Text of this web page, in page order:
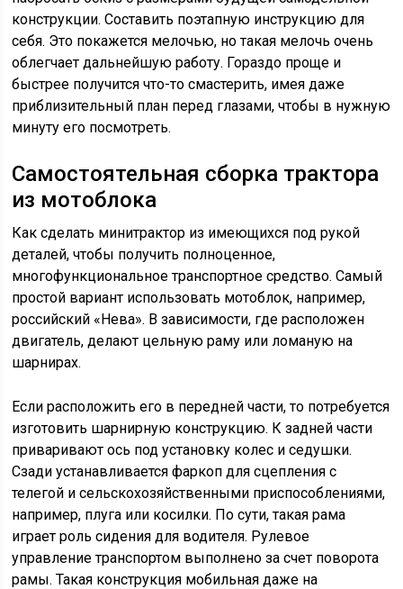
конструкции. Составить поэтапную инструкцию для
себя. Это покажется мелочью, но такая мелочь очень
облегчает дальнейшую работу. Гораздо проще и
быстрее получится что-то смастерить, имея даже
приблизительный план перед глазами, чтобы в нужную
минуту его посмотреть.
Самостоятельная сборка трактора
из мотоблока
Как сделать минитрактор из имеющихся под рукой
деталей, чтобы получить полноценное,
многофункциональное транспортное средство. Самый
простой вариант использовать мотоблок, например,
российский «Нева». В зависимости, где расположен
двигатель, делают цельную раму или ломаную на
шарнирах.
Если расположить его в передней части, то потребуется
изготовить шарнирную конструкцию. К задней части
приваривают ось под установку колес и седушки.
Сзади устанавливается фаркоп для сцепления с
телегой и сельскохозяйственными приспособлениями,
например, плуга или косилки. По сути, такая рама
играет роль сидения для водителя. Рулевое
управление транспортом выполнено за счет поворота
рамы. Такая конструкция мобильная даже на